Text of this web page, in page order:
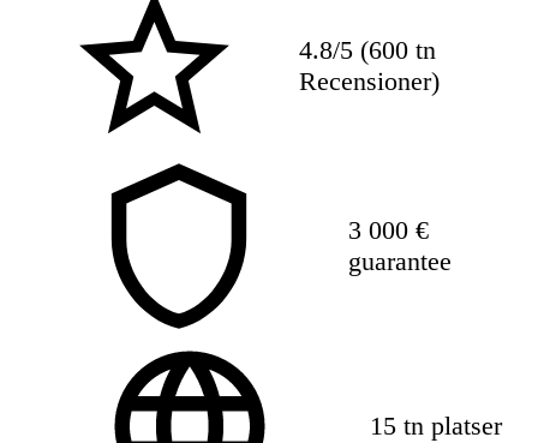
4.8/5 (600 tn
Recensioner)
3 000 €
guarantee
15 tn platser